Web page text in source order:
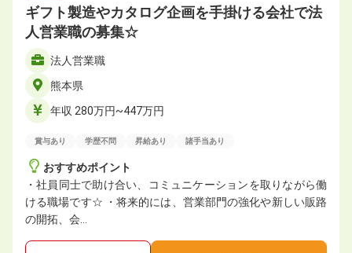
ギフト製造やカタログ企画を手掛ける会社で法
人営業職の募集☆
法人営業職
熊本県
年収 280万円~447万円
賞与あり 学歴不問 昇給あり 諸手当あり
おすすめポイント
・社員同士で助け合い、コミュニケーションを取りながら働
ける職場です☆ ・将来的には、営業部門の強化や新しい販路
の開拓、会…